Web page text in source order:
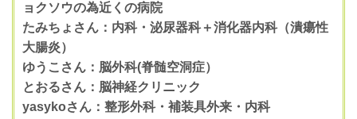
ョクソウの為近くの病院
たみちょさん：内科・泌尿器科＋消化器内科（潰瘍性
大腸炎）
ゆうこさん：脳外科(脊髄空洞症）
とおるさん：脳神経クリニック
yasykoさん：整形外科・補装具外来・内科